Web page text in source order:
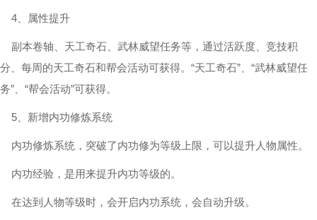
4、属性提升
副本卷轴、天工奇石、武林威望任务等，通过活跃度、竞技积
分、每周的天工奇石和帮会活动可获得。“天工奇石”、“武林威望任
务”、“帮会活动”可获得。
5、新增内功修炼系统
内功修炼系统，突破了内功修为等级上限，可以提升人物属性。
内功经验，是用来提升内功等级的。
在达到人物等级时，会开启内功系统，会自动升级。